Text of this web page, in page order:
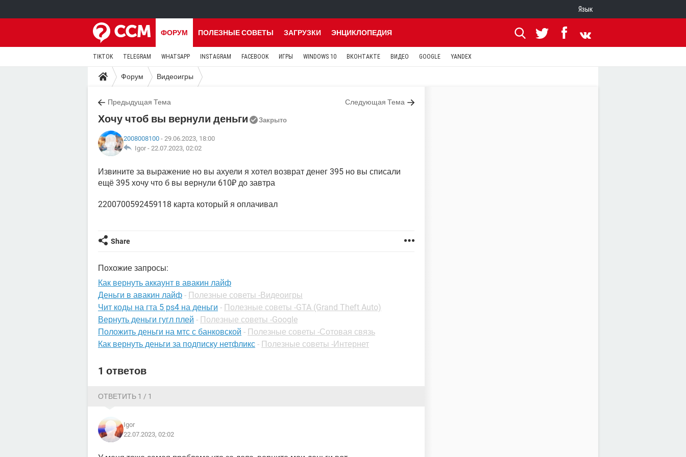
Язык
ФОРУМ ПОЛЕЗНЫЕ СОВЕТЫ ЗАГРУЗКИ ЭНЦИКЛОПЕДИЯ
TIKTOK TELEGRAM WHATSAPP INSTAGRAM FACEBOOK ИГРЫ WINDOWS 10 ВКОНТАКТЕ ВИДЕО GOOGLE YANDEX
Форум Видеоигры
Предыдущая Тема Следующая Тема
Хочу чтоб вы вернули деньги Закрыто
2008008100 - 29.06.2023, 18:00
Igor - 22.07.2023, 02:02
Извините за выражение но вы ахуели я хотел возврат денег 395 но вы списали
ещё 395 хочу что б вы вернули 610₽ до завтра
2200700592459118 карта который я оплачивал
Share
Похожие запросы:
Как вернуть аккаунт в авакин лайф
Деньги в авакин лайф - Полезные советы -Видеоигры
Чит коды на гта 5 ps4 на деньги - Полезные советы -GTA (Grand Theft Auto)
Вернуть деньги гугл плей - Полезные советы -Google
Положить деньги на мтс с банковской - Полезные советы -Сотовая связь
Как вернуть деньги за подписку нетфликс - Полезные советы -Интернет
1 ответов
ОТВЕТИТЬ 1 / 1
Igor
22.07.2023, 02:02